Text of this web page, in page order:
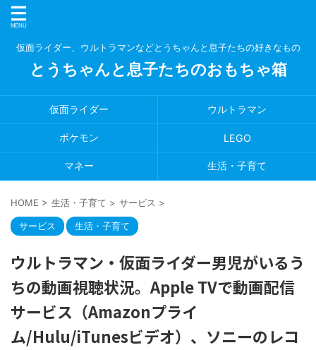
仮面ライダー、ウルトラマンなどとうちゃんと息子たちの好きなもの
とうちゃんと息子たちのおもちゃ箱
仮面ライダー ウルトラマン
ポケモン LEGO
マネー 生活・子育て
HOME > 生活・子育て > サービス >
サービス 生活・子育て
ウルトラマン・仮面ライダー男児がいるう
ちの動画視聴状況。Apple TVで動画配信
サービス（Amazonプライ
ム/Hulu/iTunesビデオ）、ソニーのレコ